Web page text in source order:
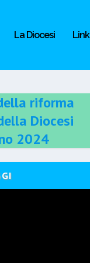
La Diocesi Link
riforma
Diocesi
2024